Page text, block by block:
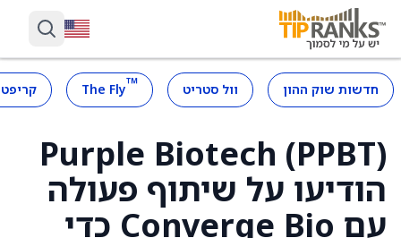
חדשות שוק ההון וול סטריט ™
The Fly
Purple Biotech (PPBT)
הודיעו על שיתוף פעולה
עם Converge Bio כדי